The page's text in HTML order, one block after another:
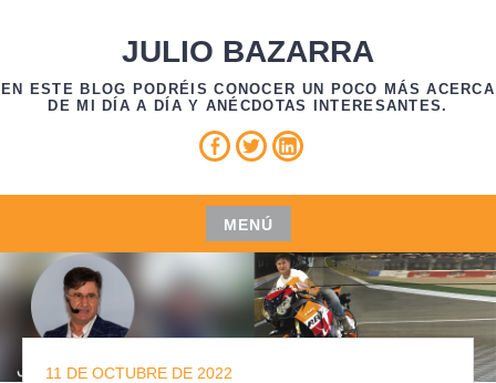
JULIO BAZARRA
EN ESTE BLOG PODRÉIS CONOCER UN POCO MÁS ACERCA
DE MI DÍA A DÍA Y ANÉCDOTAS INTERESANTES.
Facebook
TwitterLinkedin
MENÚ
Saltar
al
contenido
11 DE OCTUBRE DE 2022